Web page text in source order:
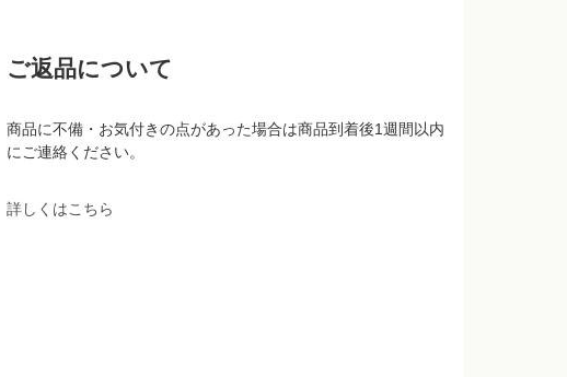
ご返品について
商品に不備・お気付きの点があった場合は商品到着後1週間以内
にご連絡ください。
詳しくはこちら